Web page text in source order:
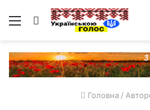
Меню Пошук
Головна /